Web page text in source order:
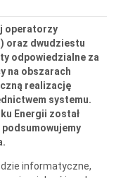
operatorzy
oraz dwudziestu
odpowiedzialne za
na obszarach
realizację
systemu.
Energii został
informatyczne,